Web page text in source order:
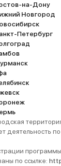
на-Дону
Новгород
Петербург
по
по ссылке: